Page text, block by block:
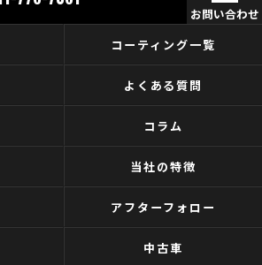
お問い合わせ
コーティング一覧
よくある質問
コラム
当社の特徴
アフターフォロー
中古車